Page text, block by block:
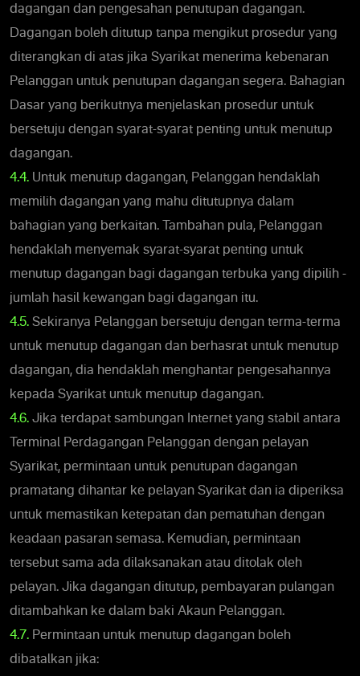
dagangan dan pengesahan penutupan dagangan.
Dagangan boleh ditutup tanpa mengikut prosedur yang
diterangkan di atas jika Syarikat menerima kebenaran
Pelanggan untuk penutupan dagangan segera. Bahagian
Dasar yang berikutnya menjelaskan prosedur untuk
bersetuju dengan syarat-syarat penting untuk menutup
dagangan.
4.4. Untuk menutup dagangan, Pelanggan hendaklah
memilih dagangan yang mahu ditutupnya dalam
bahagian yang berkaitan. Tambahan pula, Pelanggan
hendaklah menyemak syarat-syarat penting untuk
menutup dagangan bagi dagangan terbuka yang dipilih -
jumlah hasil kewangan bagi dagangan itu.
4.5. Sekiranya Pelanggan bersetuju dengan terma-terma
untuk menutup dagangan dan berhasrat untuk menutup
dagangan, dia hendaklah menghantar pengesahannya
kepada Syarikat untuk menutup dagangan.
4.6. Jika terdapat sambungan Internet yang stabil antara
Terminal Perdagangan Pelanggan dengan pelayan
Syarikat, permintaan untuk penutupan dagangan
pramatang dihantar ke pelayan Syarikat dan ia diperiksa
untuk memastikan ketepatan dan pematuhan dengan
keadaan pasaran semasa. Kemudian, permintaan
tersebut sama ada dilaksanakan atau ditolak oleh
pelayan. Jika dagangan ditutup, pembayaran pulangan
ditambahkan ke dalam baki Akaun Pelanggan.
4.7. Permintaan untuk menutup dagangan boleh
dibatalkan jika: